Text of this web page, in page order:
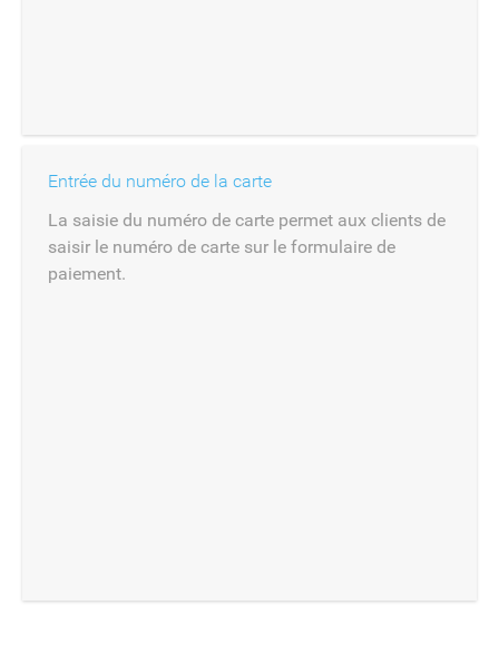
Entrée du numéro de la carte
La saisie du numéro de carte permet aux clients de
saisir le numéro de carte sur le formulaire de
paiement.